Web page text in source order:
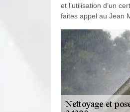
et l’utilisation d’un
faites appel au Jean